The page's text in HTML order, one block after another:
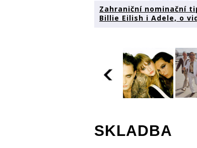
Zahraniční nominační
Billie Eilish i Adele, o
Žebříku (III.): O
Skladbu roku
SKLADBA